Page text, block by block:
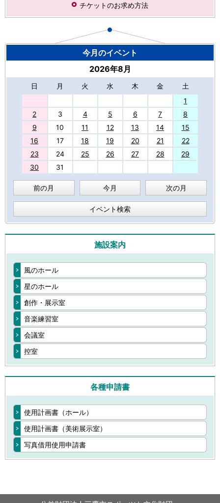
チケットのお求め方法
今月のイベント
2026年8月
日 月 火 水 木 金
土
1
2
3 4 5 6 7
8
9
10 11 12 13 14
15
16
17 18 19 20 21
22
23
24 25 26 27 28
29
30
31
前の月 今月 次の月
イベント検索
施設案内
風のホール
星のホール
創作・展示室
音楽練習室
会議室
控室
各種申請書
使用計画書（ホール）
使用計画書（美術展示室）
写真借用使用申請書